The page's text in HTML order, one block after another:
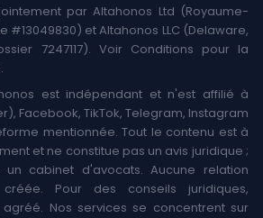
par Altahonos Ltd (Royaume-
#13049830) et Altahonos LLC (Delaware,
7247117). Voir Conditions pour la
est indépendant et n'est affilié à
Facebook, TikTok, Telegram, Instagram
mentionnée. Tout le contenu est à
et ne constitue pas un avis juridique ;
cabinet d'avocats. Aucune relation
Pour des conseils juridiques,
Nos services se concentrent sur